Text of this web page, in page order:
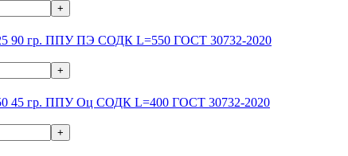
+
90 гр. ППУ ПЭ СОДК L=550 ГОСТ 30732-2020
+
45 гр. ППУ Оц СОДК L=400 ГОСТ 30732-2020
+